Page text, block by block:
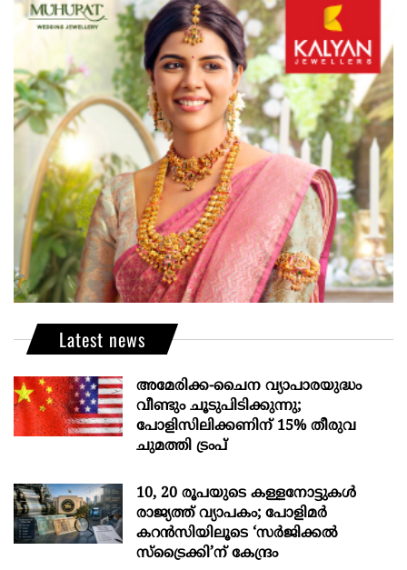
Latest news
അമേരിക്ക-ചൈന വ്യാപാരയുദ്ധം
വീണ്ടും ചൂടുപിടിക്കുന്നു;
പോളിസിലിക്കണിന് 15% തീരുവ
ചുമത്തി ട്രംപ്
10, 20 രൂപയുടെ കള്ളനോട്ടുകൾ
രാജ്യത്ത് വ്യാപകം; പോളിമർ
കറൻസിയിലൂടെ ‘സർജിക്കൽ
സ്ട്രെെക്കി’ന് കേന്ദ്രം